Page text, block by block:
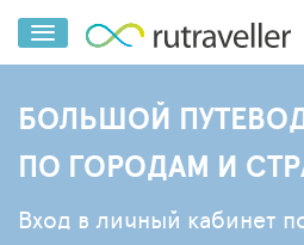
БОЛЬШОЙ
ПО ГОРОДАМ И
Вход в личный кабинет